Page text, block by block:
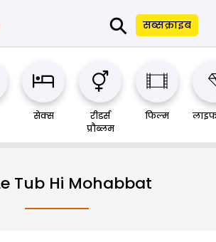
⚲ सब्सक्राइब
सेक्स
रीडर्स
प्रौब्लम
फिल्म
Tub Hi Mohabbat